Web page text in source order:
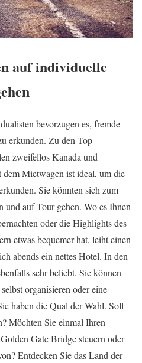
auf individuelle
bevorzugen es, fremde
erkunden. Zu den Top-
zweifellos Kanada und
dem Mietwagen ist ideal, um die
Sie könnten sich zum
auf Tour gehen. Wo es Ihnen
oder die Highlights des
etwas bequemer hat, leiht einen
abends ein nettes Hotel. In den
sehr beliebt. Sie können
organisieren oder eine
haben die Qual der Wahl. Soll
Möchten Sie einmal Ihren
Gate Bridge steuern oder
Entdecken Sie das Land der